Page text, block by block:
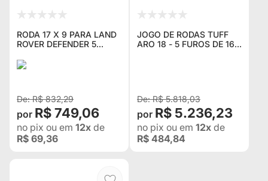
RODA 17 X 9 PARA LAND
ROVER DEFENDER 5
R$ 832,29
R$ 749,06
no pix ou em 12x de
R$ 69,36
JOGO DE RODAS TUFF
ARO 18 - 5 FUROS DE 165
R$ 5.818,03
R$ 5.236,23
no pix ou em 12x de
R$ 484,84